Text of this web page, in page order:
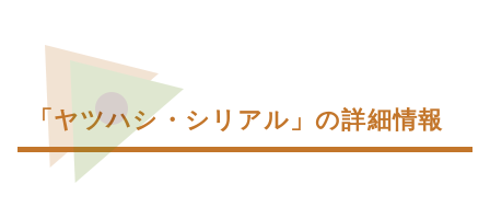
「ヤツハシ・シリアル」の詳細情報